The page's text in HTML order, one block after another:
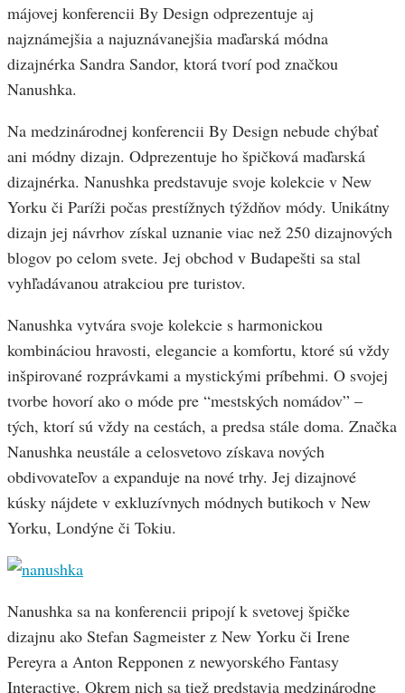
májovej konferencii By Design odprezentuje aj
najznámejšia a najuznávanejšia maďarská módna
dizajnérka Sandra Sandor, ktorá tvorí pod značkou
Nanushka.
Na medzinárodnej konferencii By Design nebude chýbať
ani módny dizajn. Odprezentuje ho špičková maďarská
dizajnérka. Nanushka predstavuje svoje kolekcie v New
Yorku či Paríži počas prestížnych týždňov módy. Unikátny
dizajn jej návrhov získal uznanie viac než 250 dizajnových
blogov po celom svete. Jej obchod v Budapešti sa stal
vyhľadávanou atrakciou pre turistov.
Nanushka vytvára svoje kolekcie s harmonickou
kombináciou hravosti, elegancie a komfortu, ktoré sú vždy
inšpirované rozprávkami a mystickými príbehmi. O svojej
tvorbe hovorí ako o móde pre “mestských nomádov” –
tých, ktorí sú vždy na cestách, a predsa stále doma. Značka
Nanushka neustále a celosvetovo získava nových
obdivovateľov a expanduje na nové trhy. Jej dizajnové
kúsky nájdete v exkluzívnych módnych butikoch v New
Yorku, Londýne či Tokiu.
Nanushka sa na konferencii pripojí k svetovej špičke
dizajnu ako Stefan Sagmeister z New Yorku či Irene
Pereyra a Anton Repponen z newyorského Fantasy
Interactive. Okrem nich sa tiež predstavia medzinárodne